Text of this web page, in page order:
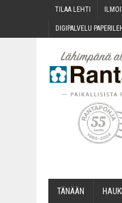
TILAA LEH­TI
DIGI­PAL­VE­LU
TÄNÄÄN